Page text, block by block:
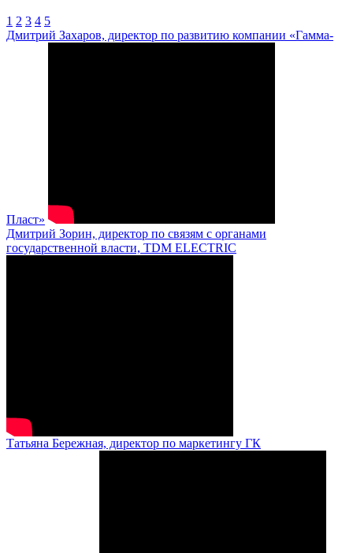
1 2 3 4 5
Дмитрий Захаров, директор по развитию компании «Гамма-
Пласт»
Дмитрий Зорин, директор по связям с органами
государственной власти, TDM ELECTRIC
Татьяна Бережная, директор по маркетингу ГК